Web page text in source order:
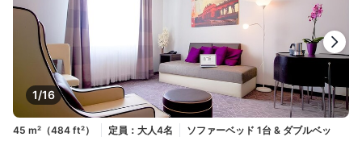
1/16
45 m²（484 ft²） 定員：大人4名
ソファーベッド 1台 & ダブルベッ